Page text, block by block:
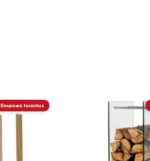
Ilmainen toimitus